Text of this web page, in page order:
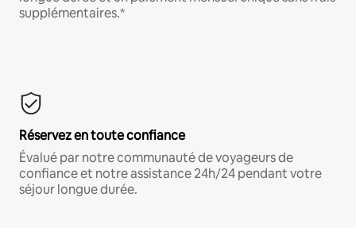
supplémentaires.*
Réservez en toute confiance
Évalué par notre communauté de voyageurs de
confiance et notre assistance 24h/24 pendant votre
séjour longue durée.